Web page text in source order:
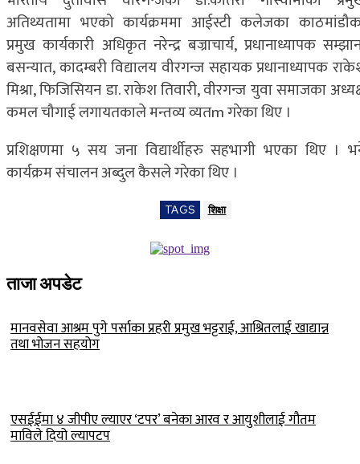
अतिथ्यतामा भएको कार्यक्रममा आईस्टी कलेजका
प्रमुख कार्यकारी अधिकृत नरेन्द्र बज्राचार्य, प्रधानाध्यापक
बसन्यात, कादम्बरी विद्यालय वीरगन्ज सहायक प्रधानाध्यापक
मिश्रा, फिजिसियन डा. राकेश तिवारी, वीरगन्ज युवा समाजका
कमल चौगाई लगायतकाले मन्तव्य व्यतm गरेका थिए ।
प्रशिक्षणमा ५ सय जना विद्यार्थीहरु सहभागी भएका थिए ।
कार्यक्रम संचालन अब्दुल कैसले गरेका थिए ।
TAGS शिक्षा
ताजा अपडेट
मानवसेवा आश्रम पुगे पर्साका प्रहरी प्रमुख भट्टराई, आश्रितलाई खाद्यान्न
तथा भोजन सहयोग
एसईईमा ४ जीपीए ल्याएर ‘टपर’ बनेका आरव र आयुशीलाई गौतम
माविले दियो ल्यापटप